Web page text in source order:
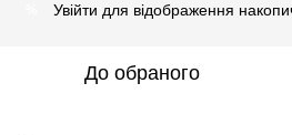
Увійти для відображення
До обраного